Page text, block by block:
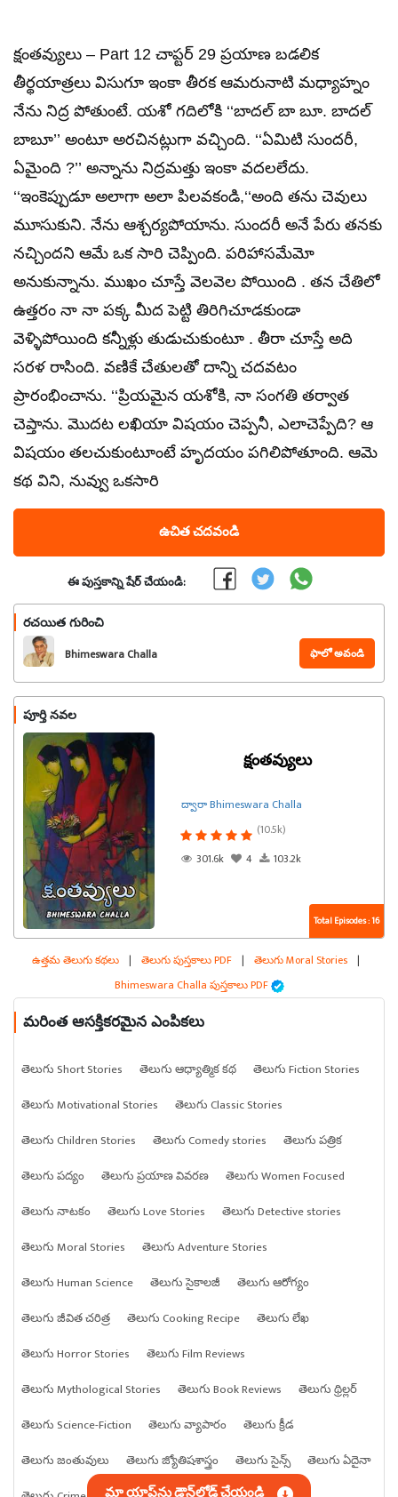
క్షంతవ్యులు – Part 12 చాప్టర్ 29 ప్రయాణ బడలిక
తీర్థయాత్రలు విసుగూ ఇంకా తీరక ఆమరునాటి మధ్యాహ్నం
నేను నిద్ర పోతుంటే. యశో గదిలోకి ‘‘బాదల్ బా బూ. బాదల్
బాబూ’’ అంటూ అరచినట్లుగా వచ్చింది. ‘‘ఏమిటి సుందరీ,
ఏమైంది ?’’ అన్నాను నిద్రమత్తు ఇంకా వదలలేదు.
‘‘ఇంకెప్పుడూ అలాగా అలా పిలవకండి,‘‘అంది తను చెవులు
మూసుకుని. నేను ఆశ్చర్యపోయాను. సుందరీ అనే పేరు తనకు
నచ్చిందని ఆమే ఒక సారి చెప్పింది. పరిహాసమేమో
అనుకున్నాను. ముఖం చూస్తే వెలవెల పోయింది . తన చేతిలో
ఉత్తరం నా నా పక్క మీద పెట్టి తిరిగిచూడకుండా
వెళ్ళిపోయింది కన్నీళ్లు తుడుచుకుంటూ . తీరా చూస్తే అది
సరళ రాసింది. వణికే చేతులతో దాన్ని చదవటం
ప్రారంభించాను. ‘‘ప్రియమైన యశోకి, నా సంగతి తర్వాత
చెప్తాను. మొదట లఖియా విషయం చెప్పనీ, ఎలాచెప్పేది? ఆ
విషయం తలచుకుంటూంటే హృద‌యం పగిలిపోతూంది. ఆమె
కథ విని, నువ్వు ఒకసారి
ఉచిత చదవండి
ఈ పుస్తకాన్ని షేర్ చేయండి:
రచయిత గురించి
Bhimeswara Challa ఫాలో అవండి
పూర్తి నవల
క్షంతవ్యులు
ద్వారా Bhimeswara Challa
(10.5k)
301.6k
4 103.2k
Total Episodes : 16
ఉత్తమ తెలుగు కథలు | తెలుగు పుస్తకాలు PDF | తెలుగు Moral Stories |
Bhimeswara Challa పుస్తకాలు PDF
మరింత ఆసక్తికరమైన ఎంపికలు
తెలుగు Short Stories తెలుగు ఆధ్యాత్మిక కథ
తెలుగు Fiction Stories
తెలుగు Motivational Stories
తెలుగు Classic Stories
తెలుగు Children Stories
తెలుగు Comedy stories
తెలుగు పత్రిక
తెలుగు పద్యం
తెలుగు ప్రయాణ వివరణ
తెలుగు Women Focused
తెలుగు నాటకం
తెలుగు Love Stories
తెలుగు Detective stories
తెలుగు Moral Stories
తెలుగు Adventure Stories
తెలుగు Human Science
తెలుగు సైకాలజీ
తెలుగు ఆరోగ్యం
తెలుగు జీవిత చరిత్ర
తెలుగు Cooking Recipe
తెలుగు లేఖ
తెలుగు Horror Stories
తెలుగు Film Reviews
తెలుగు Mythological Stories
తెలుగు Book Reviews
తెలుగు థ్రిల్లర్
తెలుగు Science-Fiction
తెలుగు వ్యాపారం
తెలుగు క్రీడ
తెలుగు జంతువులు
తెలుగు జ్యోతిషశాస్త్రం తెలుగు సైన్స్
తెలుగు ఏదైనా